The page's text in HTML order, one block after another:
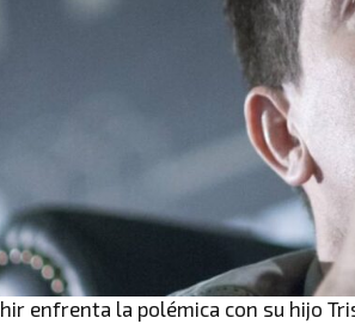
enfrenta la polémica con su hijo